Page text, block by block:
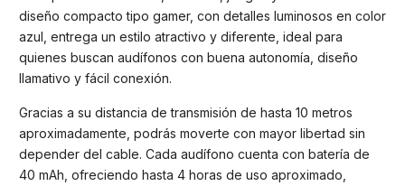
diseño compacto tipo gamer, con detalles luminosos en color
azul, entrega un estilo atractivo y diferente, ideal para
quienes buscan audífonos con buena autonomía, diseño
llamativo y fácil conexión.
Gracias a su distancia de transmisión de hasta 10 metros
aproximadamente, podrás moverte con mayor libertad sin
depender del cable. Cada audífono cuenta con batería de
40 mAh, ofreciendo hasta 4 horas de uso aproximado,